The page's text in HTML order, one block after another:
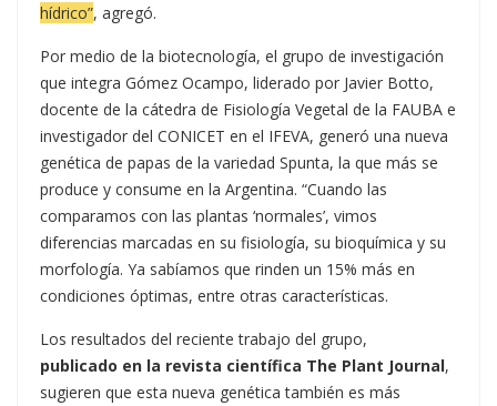
hídrico”, agregó.
Por medio de la biotecnología, el grupo de investigación
que integra Gómez Ocampo, liderado por Javier Botto,
docente de la cátedra de Fisiología Vegetal de la FAUBA e
investigador del CONICET en el IFEVA, generó una nueva
genética de papas de la variedad Spunta, la que más se
produce y consume en la Argentina. “Cuando las
comparamos con las plantas ‘normales’, vimos
diferencias marcadas en su fisiología, su bioquímica y su
morfología. Ya sabíamos que rinden un 15% más en
condiciones óptimas, entre otras características.
Los resultados del reciente trabajo del grupo,
publicado en la revista científica The Plant Journal,
sugieren que esta nueva genética también es más